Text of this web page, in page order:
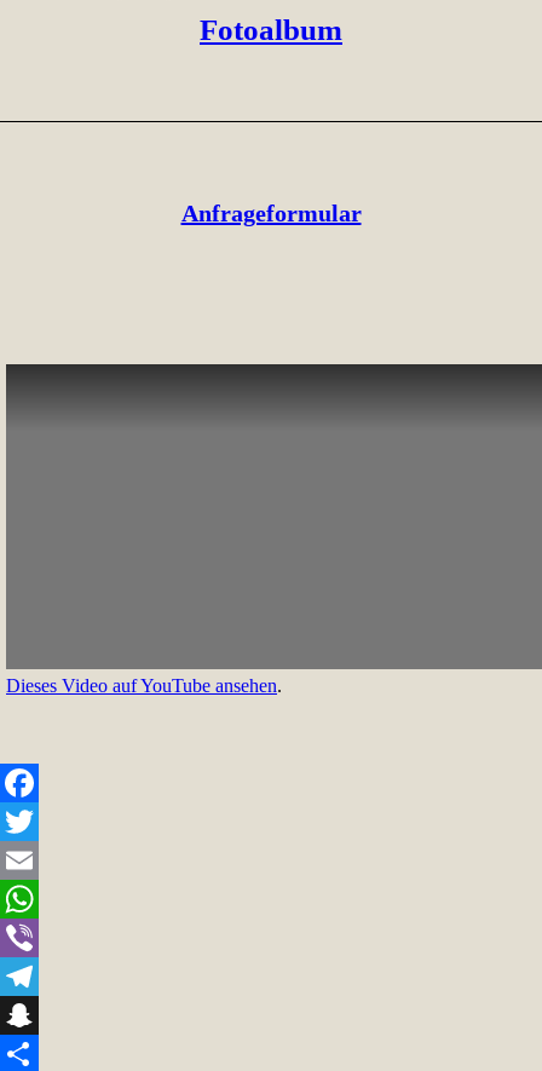
Fotoalbum
Anfrageformular
Dieses Video auf YouTube ansehen.
Facebook
Twitter
Email
WhatsApp
Viber
Telegram
Snapchat